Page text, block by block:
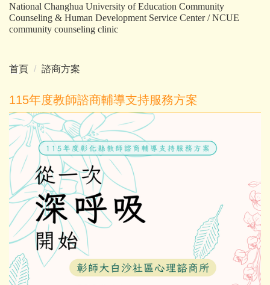
National Changhua University of Education Community
Counseling & Human Development Service Center / NCUE
community counseling clinic
首頁 諮商方案
115年度教師諮商輔導支持服務方案